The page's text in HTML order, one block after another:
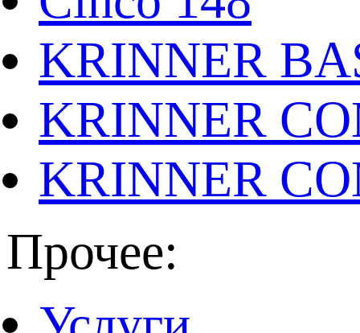
KRINNER
KRINNER
KRINNER
Прочее: